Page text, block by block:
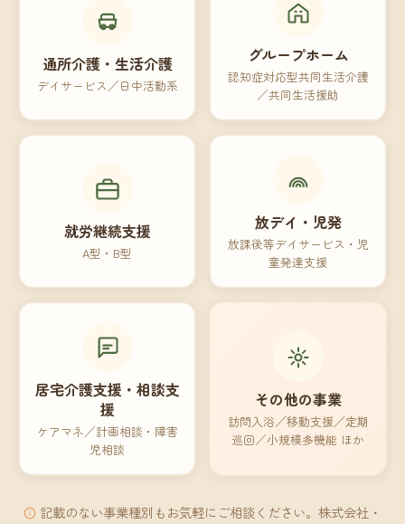
通所介護・生活介護
デイサービス／日中活動系
グループホーム
認知症対応型共同生活介護
／共同生活援助
就労継続支援
A型・B型
放デイ・児発
放課後等デイサービス・児
童発達支援
居宅介護支援・相談支
援
ケアマネ／計画相談・障害
児相談
その他の事業
訪問入浴／移動支援／定期
巡回／小規模多機能 ほか
記載のない事業種別もお気軽にご相談ください。株式会社・